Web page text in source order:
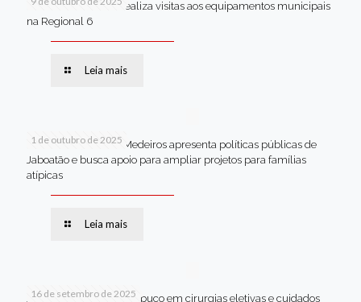
Van dos secretários realiza visitas aos equipamentos municipais
na Regional 6
Leia mais
1 de outubro de 2025
Em Brasília, Andréa Medeiros apresenta políticas públicas de
Jaboatão e busca apoio para ampliar projetos para famílias
atípicas
Leia mais
16 de setembro de 2025
Jaboatão lidera Pernambuco em cirurgias eletivas e cuidados